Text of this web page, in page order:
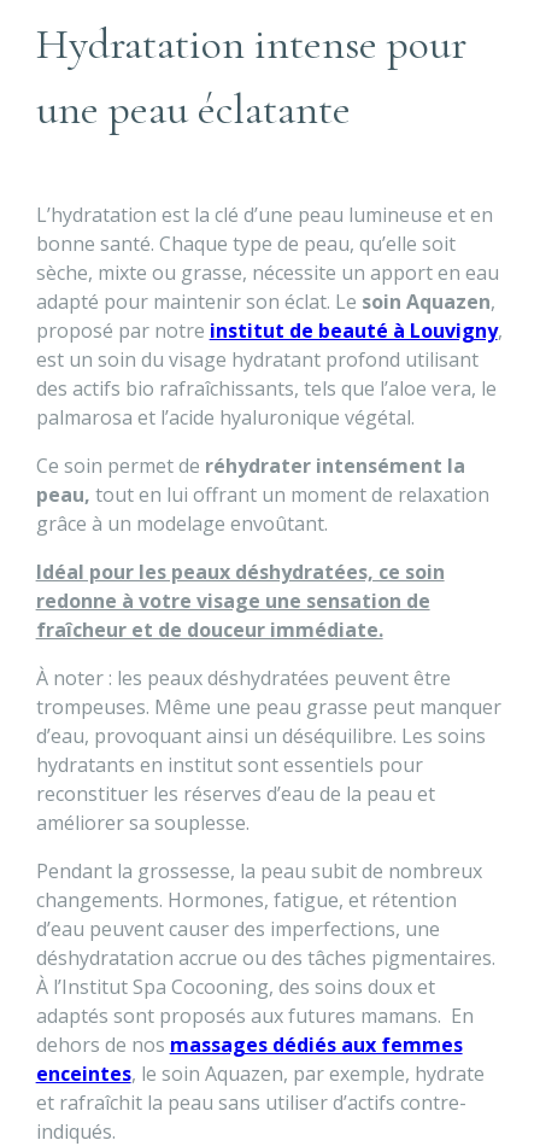
Hydratation intense pour
une peau éclatante
L’hydratation est la clé d’une peau lumineuse et en
bonne santé. Chaque type de peau, qu’elle soit
sèche, mixte ou grasse, nécessite un apport en eau
adapté pour maintenir son éclat. Le soin Aquazen,
proposé par notre institut de beauté à Louvigny,
est un soin du visage hydratant profond utilisant
des actifs bio rafraîchissants, tels que l’aloe vera, le
palmarosa et l’acide hyaluronique végétal.
Ce soin permet de réhydrater intensément la
peau, tout en lui offrant un moment de relaxation
grâce à un modelage envoûtant.
Idéal pour les peaux déshydratées, ce soin
redonne à votre visage une sensation de
fraîcheur et de douceur immédiate.
À noter : les peaux déshydratées peuvent être
trompeuses. Même une peau grasse peut manquer
d’eau, provoquant ainsi un déséquilibre. Les soins
hydratants en institut sont essentiels pour
reconstituer les réserves d’eau de la peau et
améliorer sa souplesse.
Pendant la grossesse, la peau subit de nombreux
changements. Hormones, fatigue, et rétention
d’eau peuvent causer des imperfections, une
déshydratation accrue ou des tâches pigmentaires.
À l’Institut Spa Cocooning, des soins doux et
adaptés sont proposés aux futures mamans. En
dehors de nos massages dédiés aux femmes
enceintes, le soin Aquazen, par exemple, hydrate
et rafraîchit la peau sans utiliser d’actifs contre-
indiqués.